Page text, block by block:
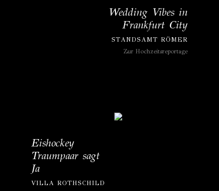
Wedding Vibes in
Frankfurt City
STANDSAMT RÖMER
Zur Hochzeitsreportage
Eishockey
Traumpaar sagt
Ja
VILLA ROTHSCHILD